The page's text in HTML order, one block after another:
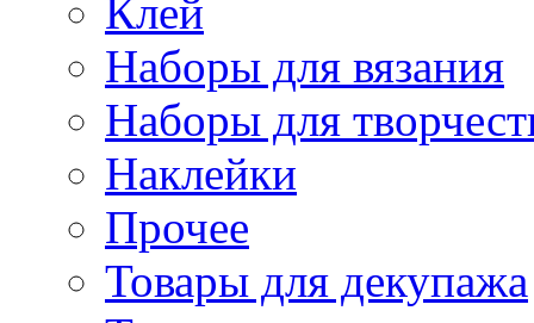
Клей
Наборы для вязания
Наборы для
Наклейки
Прочее
Товары для декупажа